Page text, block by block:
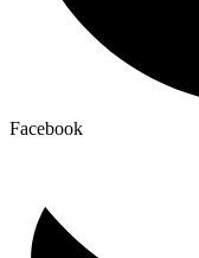
Facebook